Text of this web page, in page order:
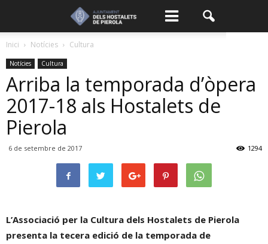
Inici Notícies Cultura
Notícies Cultura
Arriba la temporada d’òpera
2017-18 als Hostalets de
Pierola
6 de setembre de 2017 1294
L’Associació per la Cultura dels Hostalets de Pierola
presenta la tecera edició de la temporada de